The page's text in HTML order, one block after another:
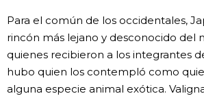
Para el común de los occidentales,
rincón más lejano y desconocido del
quienes recibieron a los integrantes
hubo quien los contempló como
alguna especie animal exótica.